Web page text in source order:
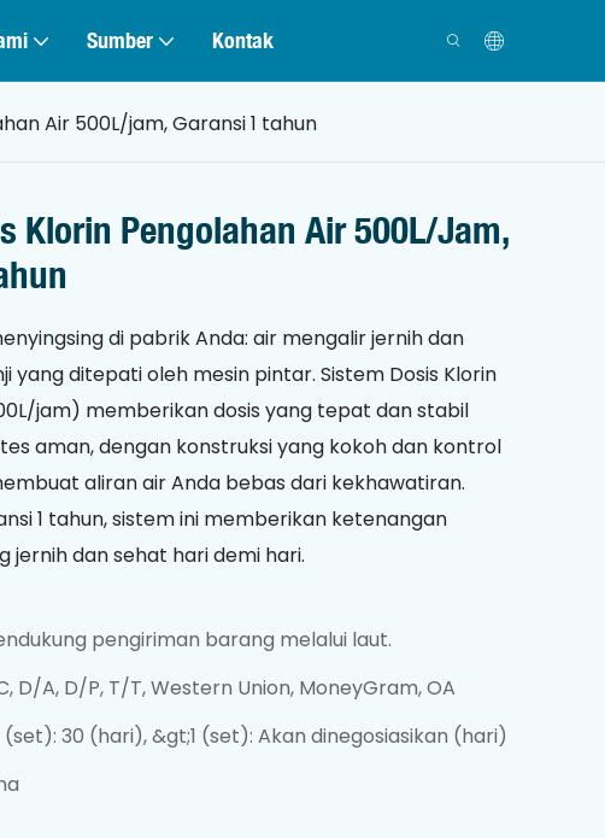
Sumber Kontak
Air 500L/jam, Garansi 1 tahun
Klorin Pengolahan Air 500L/jam,
di pabrik Anda: air mengalir jernih dan
yang ditepati oleh mesin pintar. Sistem Dosis Klorin
jam) memberikan dosis yang tepat dan stabil
aman, dengan konstruksi yang kokoh dan kontrol
aliran air Anda bebas dari kekhawatiran.
1 tahun, sistem ini memberikan ketenangan
jernih dan sehat hari demi hari.
pengiriman barang melalui laut.
D/A, D/P, T/T, Western Union, MoneyGram, OA
(set): 30 (hari), &gt;1 (set): Akan dinegosiasikan (hari)